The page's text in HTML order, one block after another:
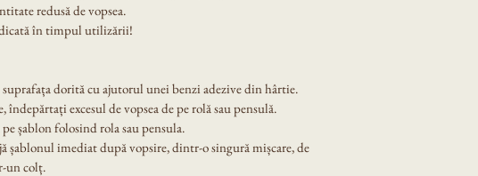
redusă de vopsea.
în timpul utilizării!
dorită cu ajutorul unei benzi adezive din hârtie.
îndepărtați excesul de vopsea de pe rolă sau pensulă.
șablon folosind rola sau pensula.
șablonul imediat după vopsire, dintr-o singură mișcare, de
un colț.